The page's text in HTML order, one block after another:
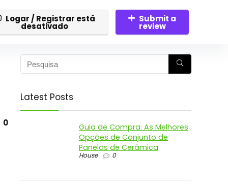
Logar / Registrar está
desativado
Submit a
review
0
Latest Posts
Guia de Compra: As Melhores
Opções de Conjunto de
Panelas de Cerâmica
House 0